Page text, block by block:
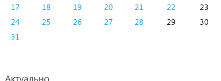
17
18 19 20 21 22
23
24
25 26 27 28 29
30
31
Актуально